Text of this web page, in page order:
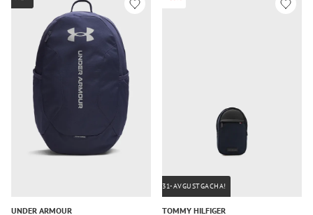
UNDER ARMOUR
31-AVGUSTGACHA!
TOMMY HILFIGER